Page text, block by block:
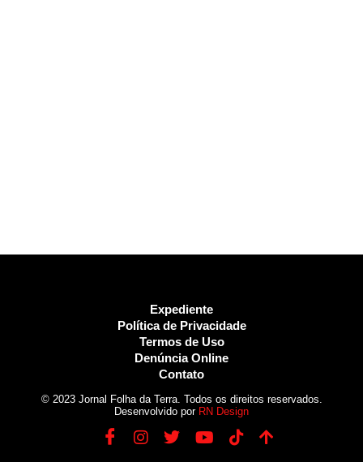
Expediente
Política de Privacidade
Termos de Uso
Denúncia Online
Contato
© 2023 Jornal Folha da Terra. Todos os direitos reservados.
Desenvolvido por RN Design